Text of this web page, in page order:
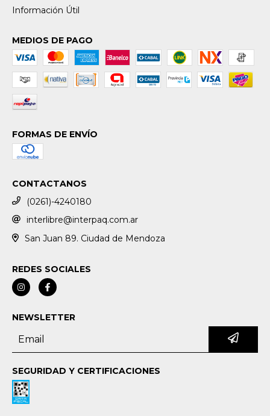
Información Útil
MEDIOS DE PAGO
FORMAS DE ENVÍO
CONTACTANOS
(0261)-4240180
interlibre@interpaq.com.ar
San Juan 89. Ciudad de Mendoza
REDES SOCIALES
NEWSLETTER
SEGURIDAD Y CERTIFICACIONES